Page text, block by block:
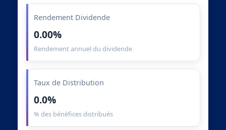
Rendement Dividende
0.00%
Rendement annuel du dividende
Taux de Distribution
0.0%
% des bénéfices distribués